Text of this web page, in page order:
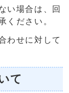
い場合は、回
ください。
わせに対して
て